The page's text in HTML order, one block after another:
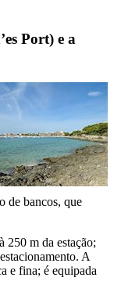
Port) e a
de bancos, que
250 m da estação;
A
e fina; é equipada